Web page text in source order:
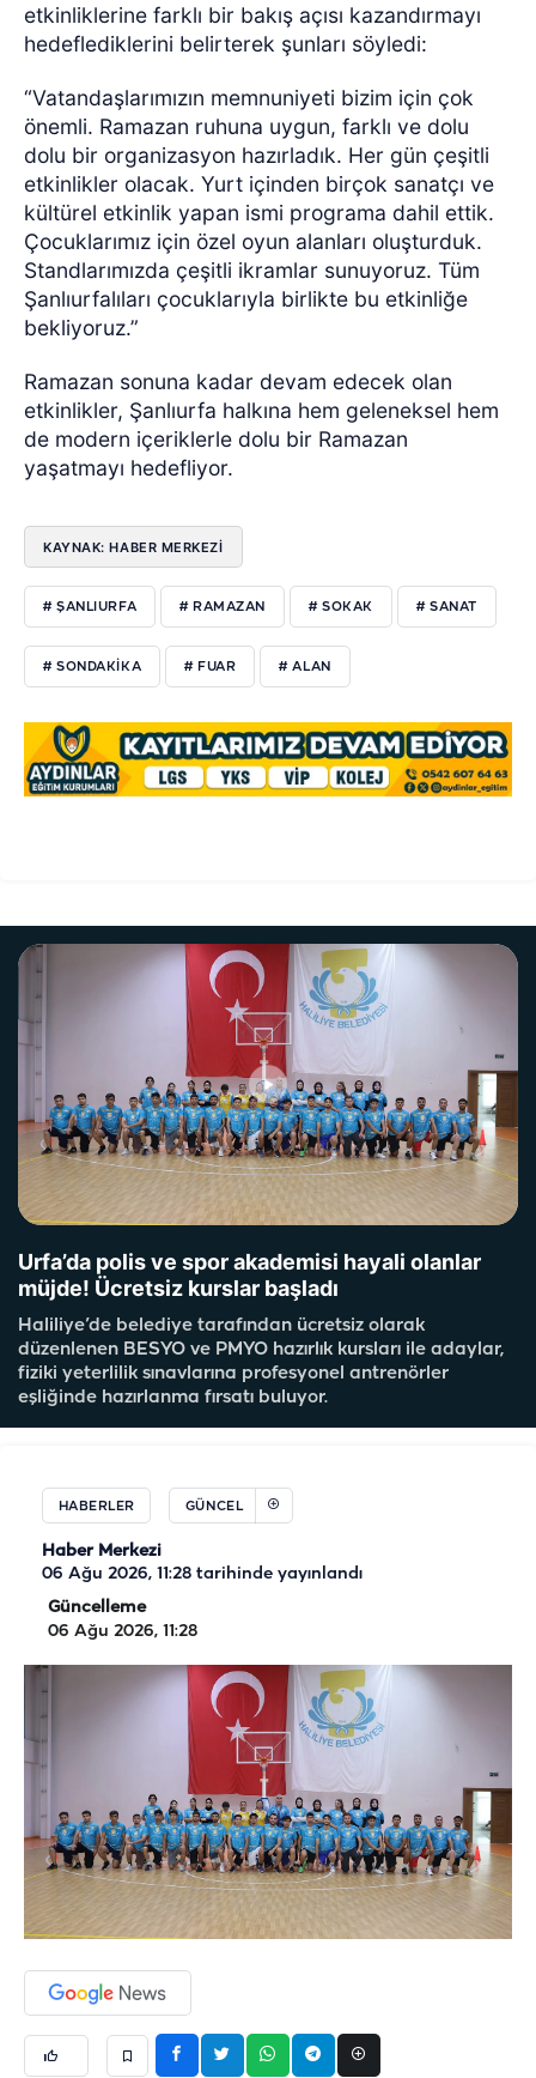
etkinliklerine farklı bir bakış açısı kazandırmayı
hedeflediklerini belirterek şunları söyledi:
“Vatandaşlarımızın memnuniyeti bizim için çok
önemli. Ramazan ruhuna uygun, farklı ve dolu
dolu bir organizasyon hazırladık. Her gün çeşitli
etkinlikler olacak. Yurt içinden birçok sanatçı ve
kültürel etkinlik yapan ismi programa dahil ettik.
Çocuklarımız için özel oyun alanları oluşturduk.
Standlarımızda çeşitli ikramlar sunuyoruz. Tüm
Şanlıurfalıları çocuklarıyla birlikte bu etkinliğe
bekliyoruz.”
Ramazan sonuna kadar devam edecek olan
etkinlikler, Şanlıurfa halkına hem geleneksel hem
de modern içeriklerle dolu bir Ramazan
yaşatmayı hedefliyor.
KAYNAK: HABER MERKEZİ
# ŞANLIURFA # RAMAZAN # SOKAK # SANAT
# SONDAKIKA # FUAR # ALAN
Urfa’da polis ve spor akademisi hayali olanlar
müjde! Ücretsiz kurslar başladı
Haliliye’de belediye tarafından ücretsiz olarak
düzenlenen BESYO ve PMYO hazırlık kursları ile adaylar,
fiziki yeterlilik sınavlarına profesyonel antrenörler
eşliğinde hazırlanma fırsatı buluyor.
HABERLER GÜNCEL
Haber Merkezi
06 Ağu 2026, 11:28 tarihinde yayınlandı
Güncelleme
06 Ağu 2026, 11:28